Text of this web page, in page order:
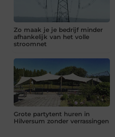
Zo maak je je bedrijf minder
afhankelijk van het volle
stroomnet
Grote partytent huren in
Hilversum zonder verrassingen